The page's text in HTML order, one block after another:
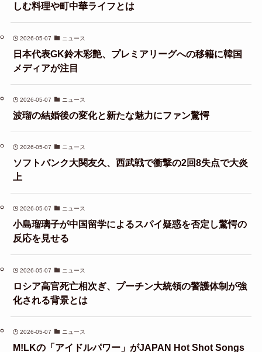
しむ料理や町中華ライフとは
2026-05-07 ニュース
日本代表GK鈴木彩艶、プレミアリーグへの移籍に韓国
メディアが注目
2026-05-07 ニュース
波瑠の結婚後の変化と新たな魅力にファン驚愕
2026-05-07 ニュース
ソフトバンク大関友久、西武戦で衝撃の2回8失点で大炎
上
2026-05-07 ニュース
小島瑠璃子が中国留学によるスパイ疑惑を否定し驚愕の
反応を見せる
2026-05-07 ニュース
ロシア高官死亡相次ぎ、プーチン大統領の警護体制が強
化される背景とは
2026-05-07 ニュース
M!LKの「アイドルパワー」がJAPAN Hot Shot Songs